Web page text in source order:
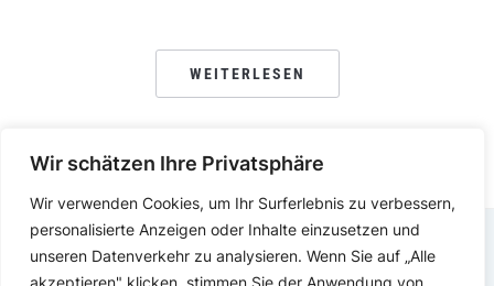
Wir schätzen Ihre Privatsphäre
Wir verwenden Cookies, um Ihr Surferlebnis zu verbessern,
personalisierte Anzeigen oder Inhalte einzusetzen und
unseren Datenverkehr zu analysieren. Wenn Sie auf „Alle
akzeptieren" klicken, stimmen Sie der Anwendung von
WEITERLESEN
DATENSCHUTZERKLÄRUNG IMPRESSUM